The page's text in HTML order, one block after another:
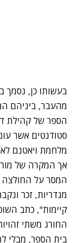
בעשותו כן,
מהעבר, ביניהם
סטודנטים אשר
מלחמת ויאטנם
אך המקרה של
המסר על החולצה
מגדריות, זכר
קיימות", כתב
החורג משתי
בית הספר, מבלי